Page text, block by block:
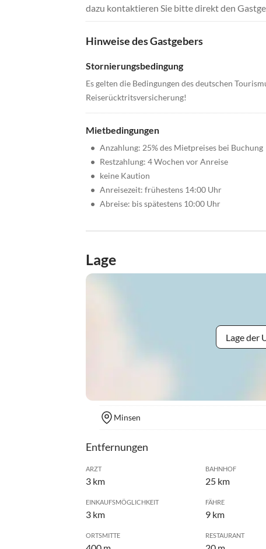
dazu kontaktieren Sie bitte direkt den
Hinweise des Gastgebers
Stornierungsbedingung
Es gelten die Bedingungen des deutschen
Reiserücktritsversicherung!
Mietbedingungen
• Anzahlung: 25% des Mietpreises bei Buchung
• Restzahlung: 4 Wochen vor Anreise
• keine Kaution
• Anreisezeit: frühestens 14:00 Uhr
• Abreise: bis spätestens 10:00 Uhr
Lage
Lage der
Minsen
Entfernungen
ARZT
3 km
BAHNHOF
25 km
EINKAUFSMÖGLICHKEIT
3 km
FÄHRE
9 km
ORTSMITTE RESTAURANT